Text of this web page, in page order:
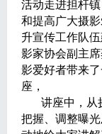
活动走进担杆
和提高广大摄
升宣传工作队
影家协会副主
影爱好者带来
座，
讲座中，从
把握、调整曝